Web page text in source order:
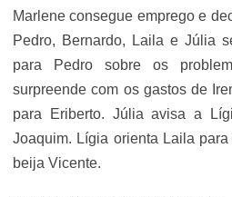
Marlene consegue emprego e
Pedro, Bernardo, Laila e Júlia
para Pedro sobre os
surpreende com os gastos de
para Eriberto. Júlia avisa a
Joaquim. Lígia orienta Laila
beija Vicente.